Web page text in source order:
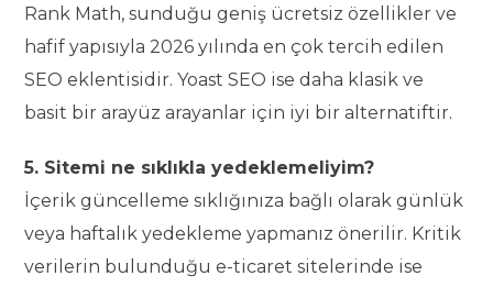
Rank Math, sunduğu geniş ücretsiz özellikler ve
hafif yapısıyla 2026 yılında en çok tercih edilen
SEO eklentisidir. Yoast SEO ise daha klasik ve
basit bir arayüz arayanlar için iyi bir alternatiftir.
5. Sitemi ne sıklıkla yedeklemeliyim?
İçerik güncelleme sıklığınıza bağlı olarak günlük
veya haftalık yedekleme yapmanız önerilir. Kritik
verilerin bulunduğu e-ticaret sitelerinde ise